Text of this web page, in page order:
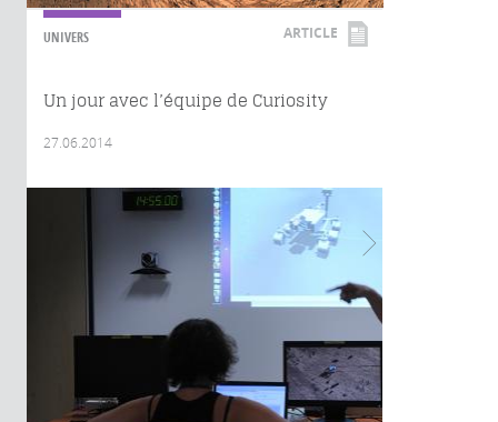
UNIVERS ARTICLE
Un jour avec l’équipe de Curiosity
27.06.2014